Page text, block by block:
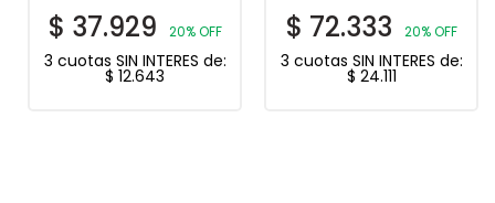
$ 37.929 20% OFF
3 cuotas SIN INTERES de:
$ 12.643
$ 72.333 20% OFF
3 cuotas SIN INTERES de:
$ 24.111